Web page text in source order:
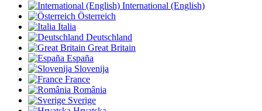
International (English)
Österreich
Italia
Deutschland
Great Britain
España
Slovenija
France
România
Sverige